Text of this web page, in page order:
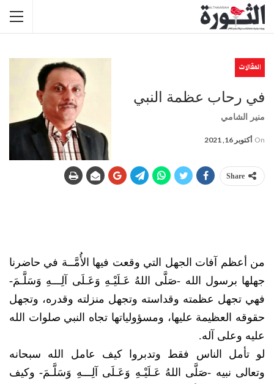
المقالات
في رحاب عظمة النبي
منير الشامي
On أكتوبر 16, 2021
Share
من أعظم آفات الجهل التي وقعت فيها الأُمَّــة في حاضرنا
جهلها برسول الله -صَلَّى اللهُ عَـلَيْـهِ وَعَـلَى آلِـــهِ وَسَلَّـمَ-
فهي تجهل عظمته وقداسته وتجهل منزلته وقدره، وتجهل
حقوقه العظيمة عليها، ومسؤولياتها تجاه النبي صلوات الله
عليه وعلى آله.
لو تأمل الناس فقط وتدبروا كيف عامل الله سبحانه
وتعالى نبيه -صَلَّى اللهُ عَـلَيْـهِ وَعَـلَى آلِـــهِ وَسَلَّـمَ- وكيف